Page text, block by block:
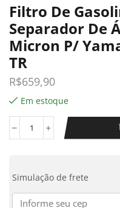
Filtro De
Separador De
Micron P/
TR
R$659,90
Em estoque
Simulação de frete